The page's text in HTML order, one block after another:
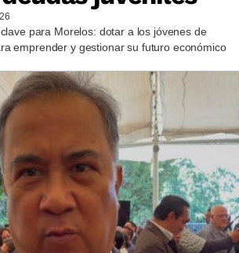
para Morelos: dotar a los jóvenes de
emprender y gestionar su futuro económico